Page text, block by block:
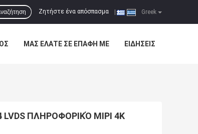
Greek
Ζητήστε ένα απόσπασμα
ΜΑΣ ΕΛΆΤΕ ΣΕ ΕΠΑΦΉ ΜΕ ΕΙΔΉΣΕΙΣ
ΠΛΗΡΟΦΟΡΙΚΌ MIPI 4K